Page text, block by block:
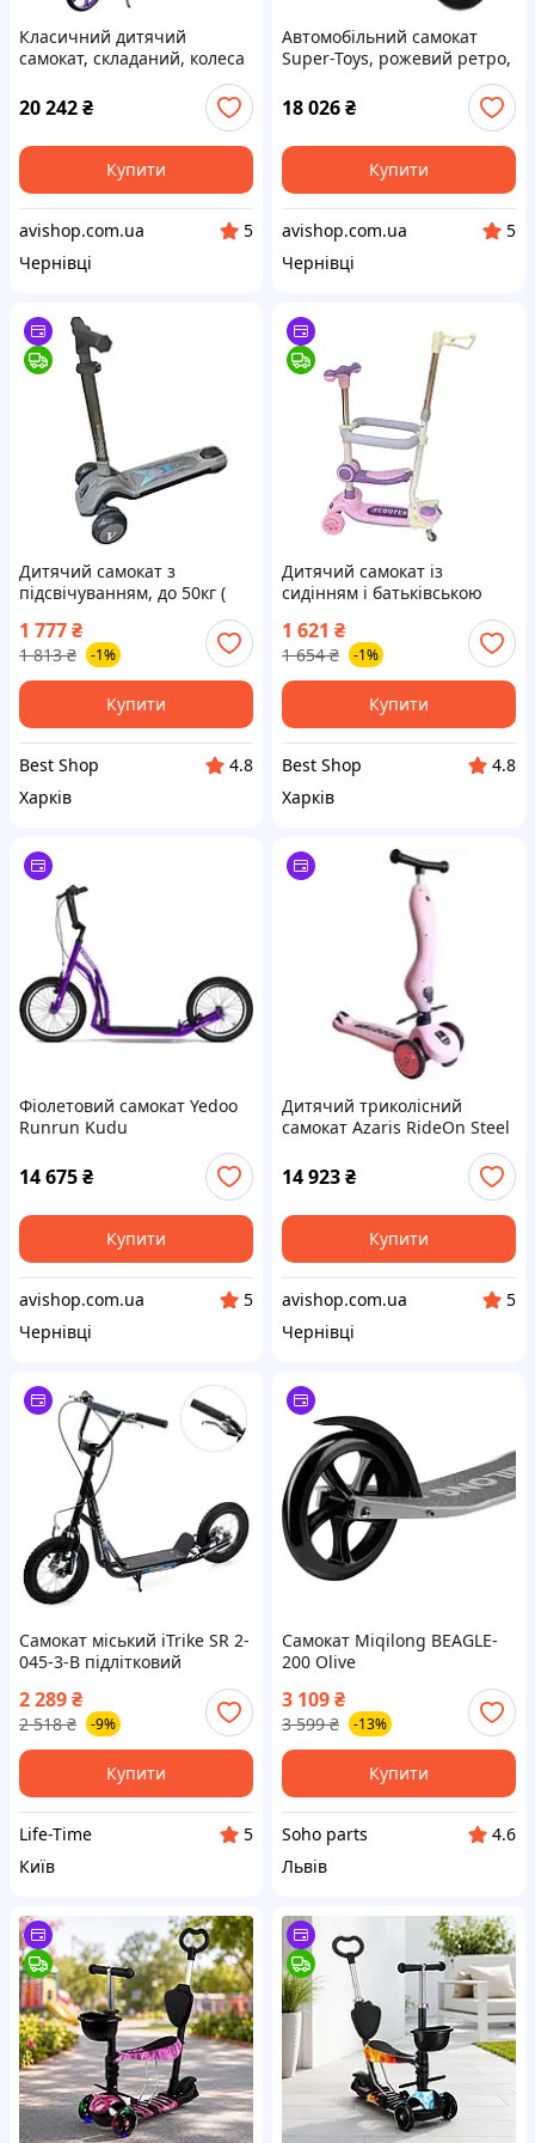
Класичний дитячий
самокат, складаний, колеса
20 242₴
Купити
avishop.com.ua
5
Чернівці
Автомобільний самокат
Super-Toys, рожевий ретро,
водонепроникний/Sx-2438
18 026₴
Купити
avishop.com.ua
5
Чернівці
Дитячий самокат з
підсвічуванням, до 50кг (
1 777₴
1 813 ₴ -1%
Купити
Best Shop
4.8
Харків
Дитячий самокат із
сидінням і батьківською
1 621 ₴
1 654 ₴ -1%
Купити
Best Shop
4.8
Харків
Фіолетовий самокат Yedoo
Runrun Kudu
14 675₴
Купити
avishop.com.ua
5
Чернівці
Дитячий триколісний
самокат Azaris RideOn Steel
14 923₴
Купити
avishop.com.ua
5
Чернівці
Самокат міський iTrike SR 2-
045-3-B підлітковий
2 289₴
2 518 ₴ -9%
Купити
Life-Time
5
Київ
Самокат Miqilong BEAGLE-
200 Olive
3 109₴
3 599 ₴ -13%
Купити
Soho parts
4.6
Львів